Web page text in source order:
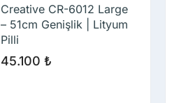
Creative CR-6012 Large
– 51cm Genişlik | Lityum
Pilli
45.100 ₺